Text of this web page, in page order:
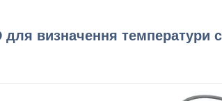
визначення температури